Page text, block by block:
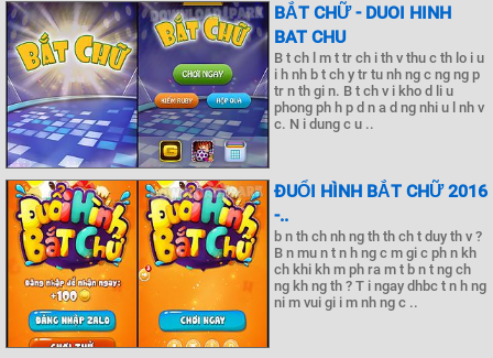
BẮT CHỮ - DUOI HINH
BAT CHU
B t ch l m t tr ch i th v thu c th lo i u
i h nh b t ch y tr tu nh ng c ng ng p
tr n th gi n. B t ch v i kho d li u
phong ph h p d n a d ng nhi u l nh v
c. N i dung c u ..
ĐUỔI HÌNH BẮT CHỮ 2016
-..
b n th ch nh ng th th ch t duy th v ?
B n mu n t n h ng c m gi c ph n kh
ch khi kh m ph ra m t b n t ng ch
ng kh ng th ? T i ngay dhbc t n h ng
ni m vui gi i m nh ng c ..